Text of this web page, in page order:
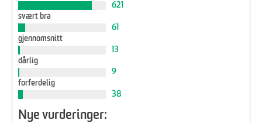
621
svært bra
61
gjennomsnitt
13
dårlig
9
forferdelig
38
Nye vurderinger: